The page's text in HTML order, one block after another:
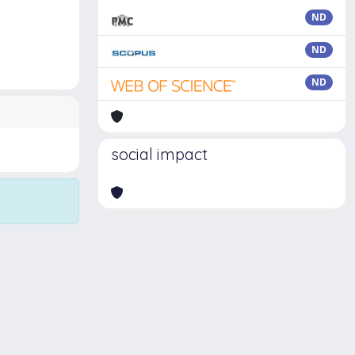
ND
ND
ND
social impact